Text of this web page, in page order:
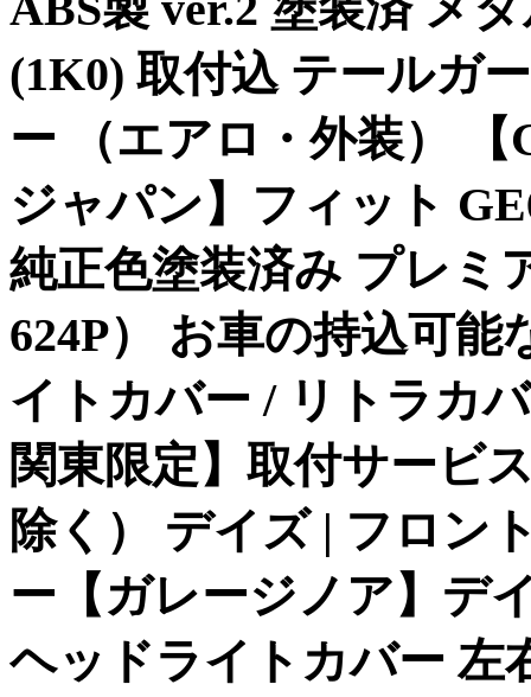
(1K0) 取付込 テールガ
ー （エアロ・外装）
ジャパン】フィット
純正色塗装済み プレミ
624P） お車の持込可
イトカバー / リトラカ
関東限定】取付サービ
除く） デイズ | フロン
ー【ガレージノア】デ
ヘッドライトカバー 左